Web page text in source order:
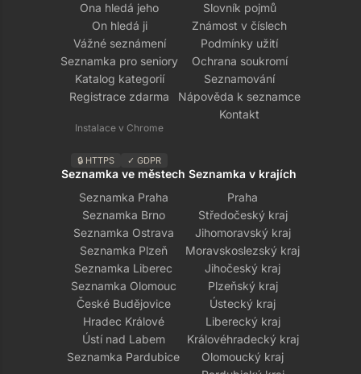
Ona hledá jeho
On hledá ji
Vážné seznámení
Seznamka pro seniory
Katalog kategorií
Registrace zdarma
Instalace v Chrome
🔒 HTTPS ✓ GDPR
Slovník pojmů
Známost v číslech
Podmínky užití
Ochrana soukromí
Seznamování
Nápověda k seznamce
Kontakt
Seznamka ve městech
Seznamka Praha
Seznamka Brno
Seznamka Ostrava
Seznamka Plzeň
Seznamka Liberec
Seznamka Olomouc
České Budějovice
Hradec Králové
Ústí nad Labem
Seznamka Pardubice
Seznamka v krajích
Praha
Středočeský kraj
Jihomoravský kraj
Moravskoslezský kraj
Jihočeský kraj
Plzeňský kraj
Ústecký kraj
Liberecký kraj
Královéhradecký kraj
Olomoucký kraj